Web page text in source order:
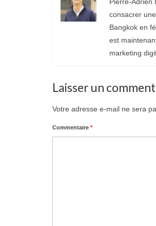
consacrer
Bangkok en
est
marketing
Laisser un
Votre adresse e-mail ne sera
Commentaire *